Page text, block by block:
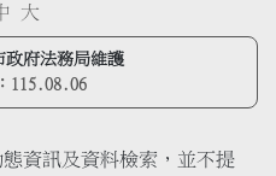
大
政府法務局維護
115.08.06
資訊及資料檢索，並不提